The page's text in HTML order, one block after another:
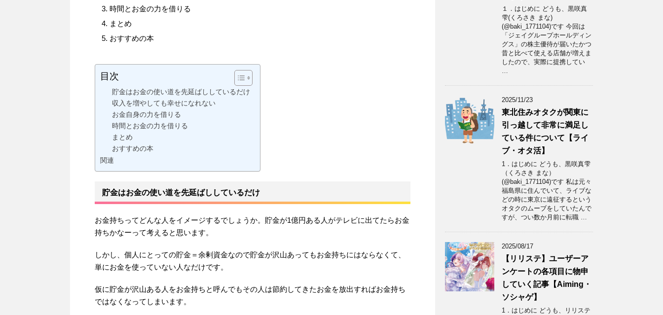
時間とお金の力を借りる
まとめ
おすすめの本
目次
貯金はお金の使い道を先延ばししているだけ
収入を増やしても幸せになれない
お金自身の力を借りる
時間とお金の力を借りる
まとめ
おすすめの本
関連
貯金はお金の使い道を先延ばししているだけ
お金持ちってどんな人をイメージするでしょうか。貯金が1億円ある人がテレビに出てたらお金
持ちかなーって考えると思います。
しかし、個人にとっての貯金＝余剰資金なので貯金が沢山あってもお金持ちにはならなくて、
単にお金を使っていない人なだけです。
仮に貯金が沢山ある人をお金持ちと呼んでもその人は節約してきたお金を放出すればお金持ち
ではなくなってしまいます。
１．はじめに どうも、黒咲真
雫(くろさき まな)
(@baki_1771104)です 今回は
「ジェイグループホールディン
グス」の株主優待が届いたかつ
昔と比べて使える店舗が増えま
したので、実際に提携してい
…
2025/11/23
東北住みオタクが関東に
引っ越して非常に満足し
ている件について【ライ
ブ・オタ活】
1．はじめに どうも、黒咲真雫
（くろさき まな）
(@baki_1771104)です 私は元々
福島県に住んでいて、ライブな
どの時に東京に遠征するという
オタクのムーブをしていたんで
すが、つい数か月前に転職 …
2025/08/17
【リリステ】ユーザーア
ンケートの各項目に物申
していく記事【Aiming・
ソシャゲ】
1．はじめに どうも、リリステ